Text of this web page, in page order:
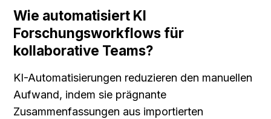
Wie automatisiert KI
Forschungsworkflows für
kollaborative Teams?
KI-Automatisierungen reduzieren den manuellen
Aufwand, indem sie prägnante
Zusammenfassungen aus importierten